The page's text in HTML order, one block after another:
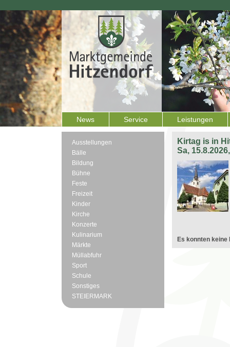
News Service Leistungen
Ausstellungen
Bälle
Bildung
Bühne
Feste
Freizeit
Kinder
Kirche
Konzerte
Kulinarium
Märkte
Müllabfuhr
Sport
Schule
Sonstiges
STEIERMARK
Kirtag is in
Sa,
Es konnten keine